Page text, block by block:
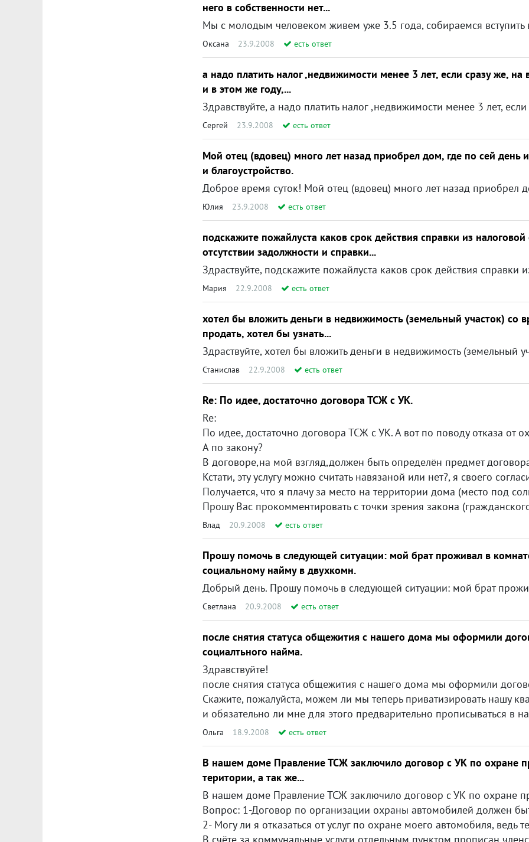
него в собственности нет...
Оксана 23.9.2008 есть ответ
а надо платить налог ,недвижимости менее 3 лет, если сразу же, на
и в этом же году,...
Сергей 23.9.2008 есть ответ
Мой отец (вдовец) много лет назад приобрел дом, где по сей день
и благоустройство.
Юлия 23.9.2008 есть ответ
подскажите пожайлуста каков срок действия справки из налоговой
отсутствии задолжности и справки...
Мария 22.9.2008 есть ответ
хотел бы вложить деньги в недвижимость (земельный участок) со
продать, хотел бы узнать...
Станислав 22.9.2008 есть ответ
Re: По идее, достаточно договора ТСЖ с УК.
Re:
По идее, достаточно договора ТСЖ с УК. А вот по поводу отказа от охраны автомобиля спешить, на мой взгляд, не стоит, так как охрана территории и охрана автомобиля услуги разные: охрана территории предполагает, в первую очередь, неприкосновенность территории, а вот за сохранность Вашего
А по закону?
В договоре,на мой взгляд,должен быть определён предмет договора-марка автомобиля и т.д...как я буду доказывать любые даже незначительные страховые случаи...В договоре между УК и ТСЖ только общие фразы, про мой автомобиль, а так же
Кстати, эту услугу можно считать навязаной или нет?, я своего согласия на организацию парковки не давал, считаю решение общего собрания не
Получается, что я плачу за место на территории дома (место под солнцем), но я его уже оплатил, т.к. земельный участок и моя
Прошу Вас прокомментировать с точки зрения закона (гражданского, о защите прав
Влад 20.9.2008 есть ответ
Прошу помочь в следующей ситуации: мой брат проживал в
социальному найму в двухкомн.
Светлана 20.9.2008 есть ответ
после снятия статуса общежития с нашего дома мы оформили
социалтьного найма.
Здравствуйте!
после снятия статуса общежития с нашего дома мы оформили договор социалтьного найма. Но прописку по данному адресу имеют только муж и несовершеннолетняя дочка. Я
Скажите, пожалуйста, можем ли мы теперь приватизировать нашу квартиру
и обязательно ли мне для этого предварительно прописываться в нашу квартиру или я могу остаться зарегистрированной по
Ольга 18.9.2008 есть ответ
В нашем доме Правление ТСЖ заключило договор с УК по охране
територии, а так же...
Вопрос: 1-Договор по организации охраны автомобилей должен быть с каждым членом ТСЖ или достаточно общего
2- Могу ли я отказаться от услуг по охране моего автомобиля, ведь территория охраняется, получается двойная оплата услуг,тем более земля до сих пор не